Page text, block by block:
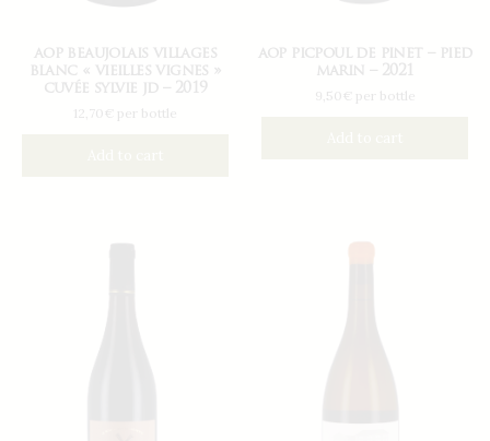
aop beaujolais villages
blanc « vieilles vignes »
cuvée sylvie jd – 2019
12,70€ per bottle
aop picpoul de pinet – pied
marin – 2021
9,50€ per bottle